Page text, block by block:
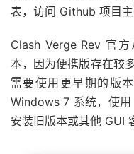
表，访问 Github 项目主
Clash Verge Rev 官
本，因为便携版存在较
需要使用更早期的版
Windows 7 系统，使
安装旧版本或其他 GUI